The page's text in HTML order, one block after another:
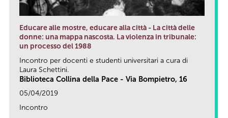
Educare alle mostre, educare alla città - La città delle
donne: una mappa nascosta. La violenza in tribunale:
un processo del 1988
Incontro per docenti e studenti universitari a cura di
Laura Schettini.
Biblioteca Collina della Pace - Via Bompietro, 16
05/04/2019
Incontro